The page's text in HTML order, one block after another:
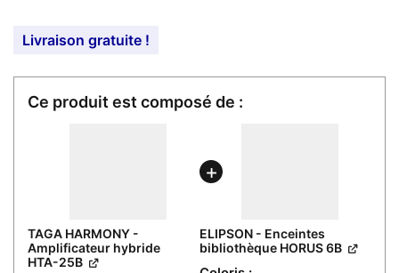
Livraison gratuite !
TAGA HARMONY -
Amplificateur hybride
HTA-25B
ELIPSON - Enceintes
bibliothèque HORUS 6B